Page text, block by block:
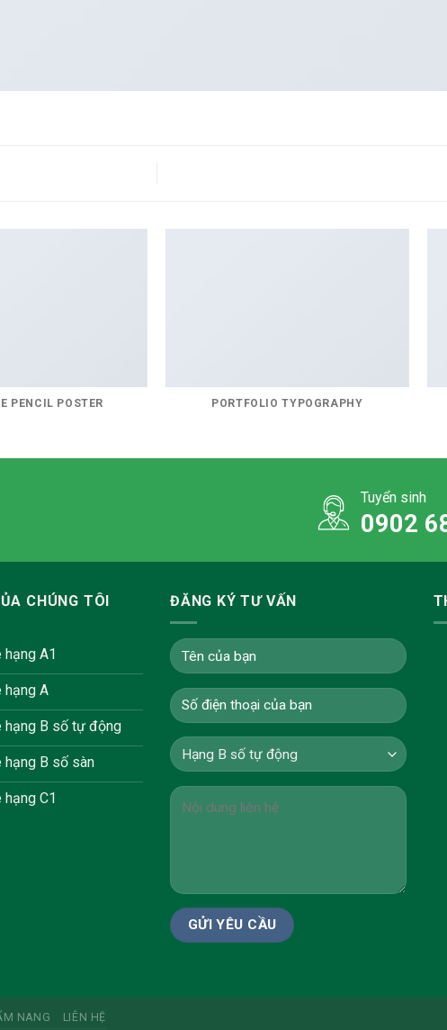
PENCIL POSTER PORTFOLIO TYPOGRAPHY
Tuyển sinh
0902
CHÚNG TÔI
hạng A1
hạng A
hạng B số tự động
hạng B số sàn
hạng C1
ĐĂNG KÝ TƯ VẤN
NANG LIÊN HỆ